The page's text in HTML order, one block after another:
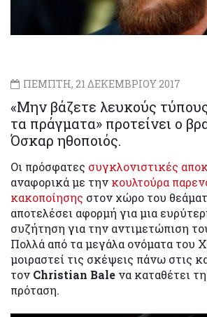
ΠΕΜΠΤΗ, 21 ΔΕΚΕΜΒΡΙΟΥ 2017
«Μην βάζετε λευκούς
τα πράγματα» προτείνει ο
Όσκαρ ηθοποιός.
Οι πρόσφατες συγκλονιστικές
αναφορικά με την κουλτούρα
κακοποίησης στον χώρο του
αποτελέσει αφορμή για μια
συζήτηση για την αντιμετώπιση
Πολλά από τα μεγάλα ονόματα του
μοιραστεί τις σκέψεις πάνω στις
τον Christian Bale να καταθέτει
πρόταση.